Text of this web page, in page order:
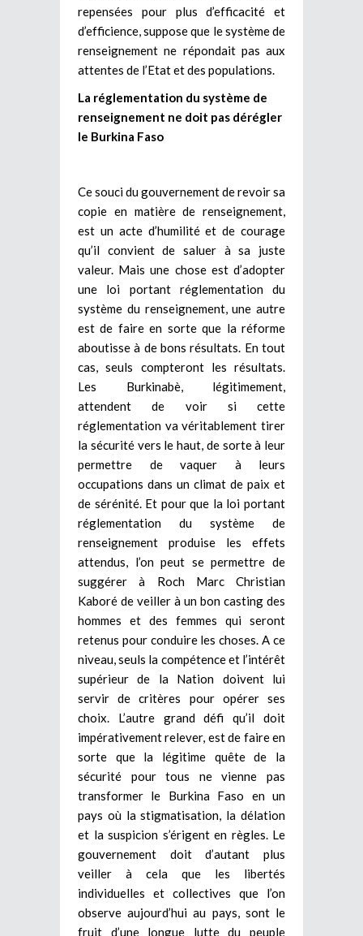
repensées pour plus d’efficacité et
d’efficience, suppose que le système de
renseignement ne répondait pas aux
attentes de l’Etat et des populations.
La réglementation du système de
renseignement ne doit pas dérégler
le Burkina Faso
Ce souci du gouvernement de revoir sa
copie en matière de renseignement,
est un acte d’humilité et de courage
qu’il convient de saluer à sa juste
valeur. Mais une chose est d’adopter
une loi portant réglementation du
système du renseignement, une autre
est de faire en sorte que la réforme
aboutisse à de bons résultats. En tout
cas, seuls compteront les résultats.
Les Burkinabè, légitimement,
attendent de voir si cette
réglementation va véritablement tirer
la sécurité vers le haut, de sorte à leur
permettre de vaquer à leurs
occupations dans un climat de paix et
de sérénité. Et pour que la loi portant
réglementation du système de
renseignement produise les effets
attendus, l’on peut se permettre de
suggérer à Roch Marc Christian
Kaboré de veiller à un bon casting des
hommes et des femmes qui seront
retenus pour conduire les choses. A ce
niveau, seuls la compétence et l’intérêt
supérieur de la Nation doivent lui
servir de critères pour opérer ses
choix. L’autre grand défi qu’il doit
impérativement relever, est de faire en
sorte que la légitime quête de la
sécurité pour tous ne vienne pas
transformer le Burkina Faso en un
pays où la stigmatisation, la délation
et la suspicion s’érigent en règles. Le
gouvernement doit d’autant plus
veiller à cela que les libertés
individuelles et collectives que l’on
observe aujourd’hui au pays, sont le
fruit d’une longue lutte du peuple